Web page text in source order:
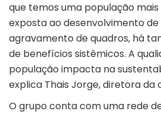
que temos uma população
exposta ao desenvolvimento de
agravamento de quadros, há
de benefícios sistêmicos. A
população impacta na
explica Thais Jorge, diretora da
O grupo conta com uma rede